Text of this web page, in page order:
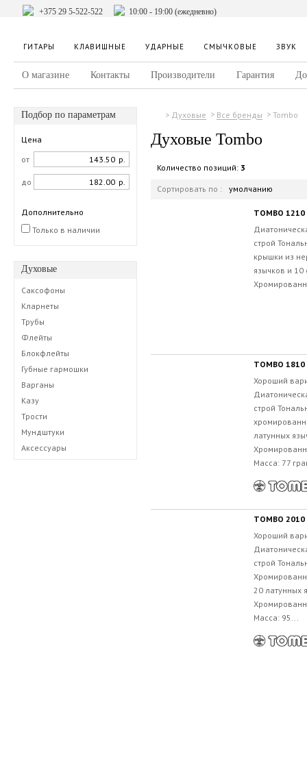
+375 29 5-522-522 10:00 - 19:00 (ежедневно)
ГИТАРЫ КЛАВИШНЫЕ УДАРНЫЕ СМЫЧКОВЫЕ ЗВУК
О магазине Контакты Производители Гарантия
Подбор по параметрам
Цена
от
р.
до р.
Дополнительно
Только в наличии
Духовые
Саксофоны
Кларнеты
Трубы
Флейты
Блокфлейты
Губные гармошки
Варганы
Казу
Трости
Мундштуки
Аксессуары
Духовые Все бренды Tombo
Духовые Tombo
Количество позиций: 3
Сортировать по : умолчанию
TOMBO 1210
строй
крышки из
язычков и 10
TOMBO 1810
Хороший
строй
латунных
Масса: 77
TOMBO 2010
Хороший
строй
20 латунных
Масса: 95...